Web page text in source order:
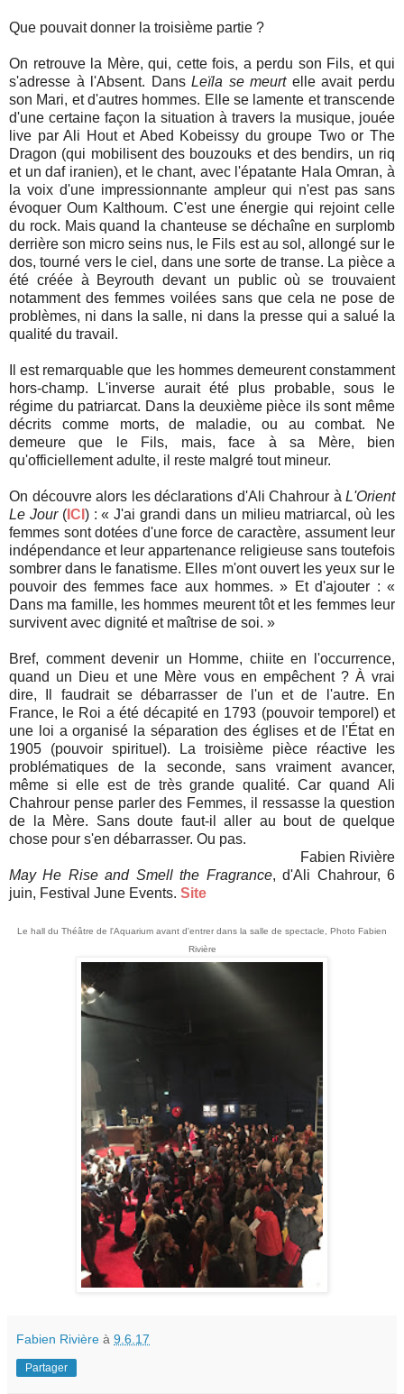
Que pouvait donner la troisième partie ?
On retrouve la Mère, qui, cette fois, a perdu son Fils, et qui
s'adresse à l'Absent. DansLeïla se meurt elle avait perdu
son Mari, et d'autres hommes. Elle se lamente et transcende
d'une certaine façon la situation à travers la musique, jouée
live par Ali Hout et Abed Kobeissy du groupe Two or The
Dragon (qui mobilisent des bouzouks et des bendirs, un riq
et un daf iranien), et le chant, avec l'épatante Hala Omran, à
la voix d'une impressionnante ampleur qui n'est pas sans
évoquer Oum Kalthoum. C'est une énergie qui rejoint celle
du rock. Mais quand la chanteuse se déchaîne en surplomb
derrière son micro seins nus, le Fils est au sol, allongé sur le
dos, tourné vers le ciel, dans une sorte de transe. La pièce a
été créée à Beyrouth devant un public où se trouvaient
notamment des femmes voilées sans que cela ne pose de
problèmes, ni dans la salle, ni dans la presse qui a salué la
qualité du travail.
Il est remarquable que les hommes demeurent constamment
hors-champ. L'inverse aurait été plus probable, sous le
régime du patriarcat. Dans la deuxième pièce ils sont même
décrits comme morts, de maladie, ou au combat. Ne
demeure que le Fils, mais, face à sa Mère, bien
qu'officiellement adulte, il reste malgré tout mineur.
On découvre alors les déclarations d'Ali Chahrour à L'Orient
Le Jour(ICI ) :« J'ai grandi dans un milieu matriarcal, où les
femmes sont dotées d'une force de caractère, assument leur
indépendance et leur appartenance religieuse sans toutefois
sombrer dans le fanatisme. Elles m'ont ouvert les yeux sur le
pouvoir des femmes face aux hommes. » Et d'ajouter : «
Dans ma famille, les hommes meurent tôt et les femmes leur
survivent avec dignité et maîtrise de soi. »
Bref, comment devenir un Homme, chiite en l'occurrence,
quand un Dieu et une Mère vous en empêchent ? À vrai
dire, Il faudrait se débarrasser de l'un et de l'autre. En
France, le Roi a été décapité en 1793 (pouvoir temporel) et
une loi a organisé la séparation des églises et de l'État en
1905 (pouvoir spirituel). La troisième pièce réactive les
problématiques de la seconde, sans vraiment avancer,
même si elle est de très grande qualité. Car quand Ali
Chahrour pense parler des Femmes, il ressasse la question
de la Mère.
Sans doute faut-il aller au bout de quelque
chose pour s'en débarrasser. Ou pas.
Fabien Rivière
May He Rise and Smell the Fragrance, d'Ali Chahrour, 6
juin, Festival June Events. Site
Le hall du Théâtre de l'Aquarium avant d'entrer dans la salle de spectacle, Photo Fabien
Rivière
Fabien Rivière à 9.6.17
Partager